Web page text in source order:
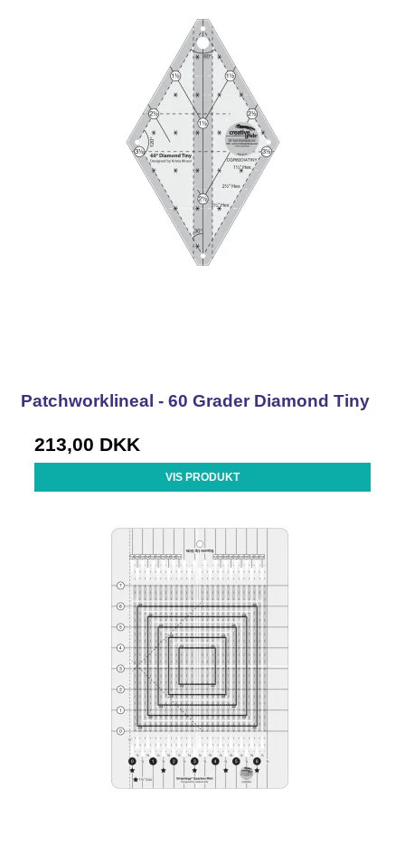
Patchworklineal - 60 Grader Diamond Tiny
213,00 DKK
VIS PRODUKT